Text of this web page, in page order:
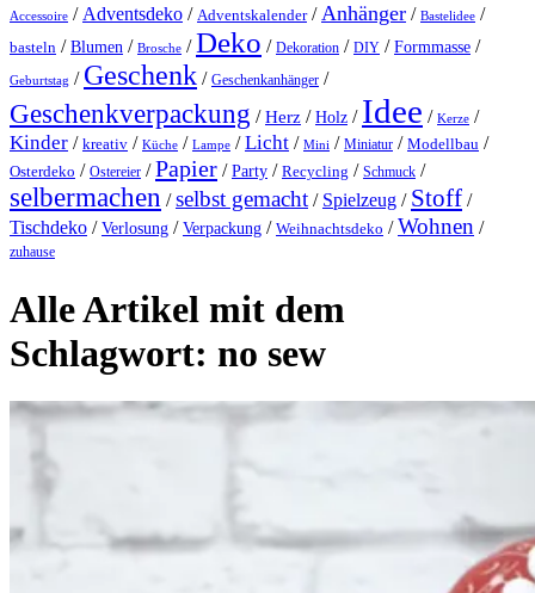
Accessoire / Adventsdeko / Adventskalender/Anhänger / Bastelidee /
basteln /Blumen / Brosche /Deko / Dekoration / DIY /Formmasse /
Geburtstag / Geschenk / Geschenkanhänger /
Geschenkverpackung /Herz /Holz / Idee / Kerze /
Kinder / kreativ / Küche / Lampe /Licht / Mini / Miniatur / Modellbau /
Osterdeko / Ostereier /Papier /Party / Recycling / Schmuck /
selbermachen /selbst gemacht / Spielzeug / Stoff /
Tischdeko /Verlosung /Verpackung / Weihnachtsdeko /Wohnen /
zuhause
Alle Artikel mit dem
Schlagwort: no sew